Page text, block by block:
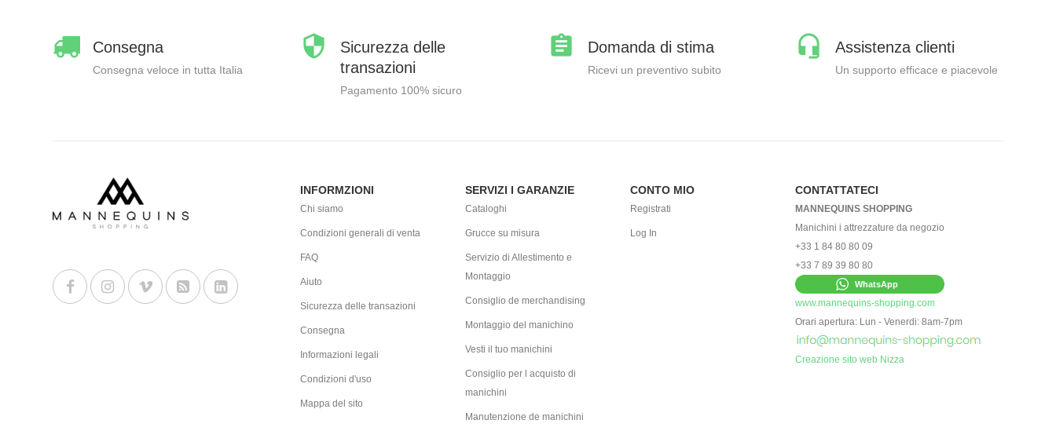
Consegna
Consegna veloce in tutta Italia
Sicurezza delle
transazioni
Pagamento 100% sicuro
Domanda di stima
Ricevi un preventivo subito
Assistenza clienti
Un supporto efficace e piacevole
INFORMZIONI
Chi siamo
Condizioni generali di venta
FAQ
Aiuto
Sicurezza delle transazioni
Consegna
Informazioni legali
Condizioni d'uso
Mappa del sito
SERVIZI I GARANZIE
Cataloghi
Grucce su misura
Servizio di Allestimento e
Montaggio
Consiglio de merchandising
Montaggio del manichino
Vesti il tuo manichini
Consiglio per l acquisto di
manichini
Manutenzione de manichini
CONTO MIO
Registrati
Log In
CONTATTATECI
MANNEQUINS SHOPPING
Manichini i attrezzature da negozio
+33 1 84 80 80 09
+33 7 89 39 80 80
WhatsApp
www.mannequins-shopping.com
Orari apertura: Lun - Venerdi: 8am-7pm
Creazione sito web Nizza